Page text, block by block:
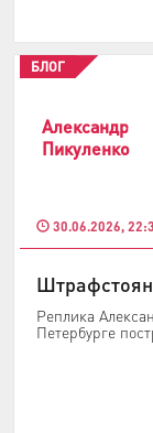
Александр
Пикуленко
30.06.2026,
БЛОГ
Реплика
Петербурге